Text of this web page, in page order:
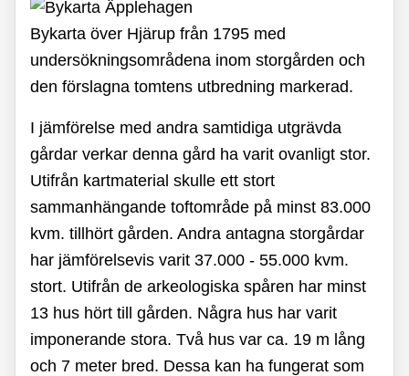
Bykarta över Hjärup från 1795 med
undersökningsområdena inom storgården och
den förslagna tomtens utbredning markerad.
I jämförelse med andra samtidiga utgrävda
gårdar verkar denna gård ha varit ovanligt stor.
Utifrån kartmaterial skulle ett stort
sammanhängande toftområde på minst 83.000
kvm. tillhört gården. Andra antagna storgårdar
har jämförelsevis varit 37.000 - 55.000 kvm.
stort. Utifrån de arkeologiska spåren har minst
13 hus hört till gården. Några hus har varit
imponerande stora. Två hus var ca. 19 m lång
och 7 meter bred. Dessa kan ha fungerat som